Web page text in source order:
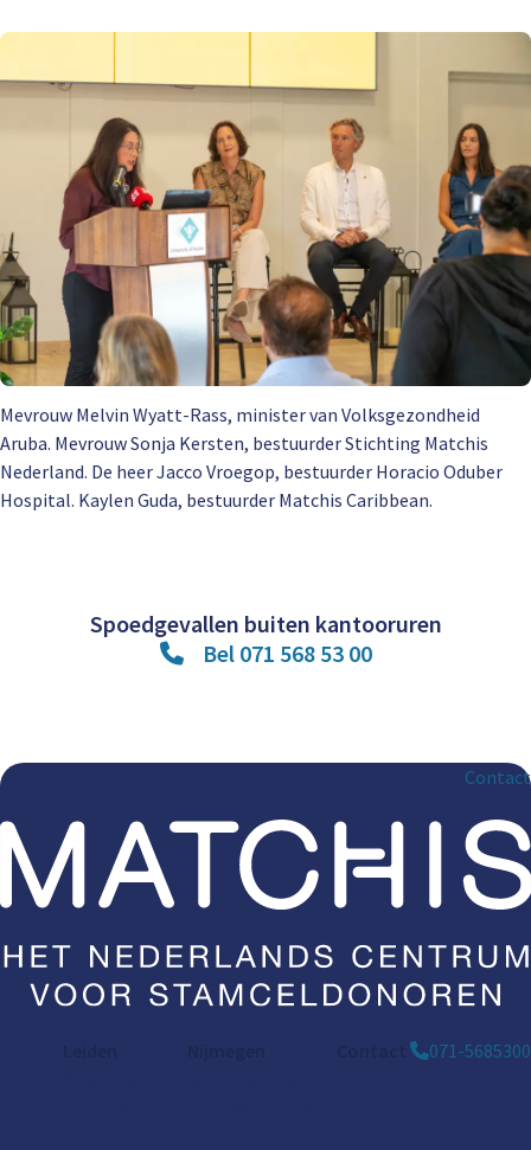
Mevrouw Melvin Wyatt-Rass, minister van Volksgezondheid
Aruba. Mevrouw Sonja Kersten, bestuurder Stichting Matchis
Nederland. De heer Jacco Vroegop, bestuurder Horacio Oduber
Hospital. Kaylen Guda, bestuurder Matchis Caribbean.
Spoedgevallen buiten kantooruren
Bel 071 568 53 00
Contact
071-5685300